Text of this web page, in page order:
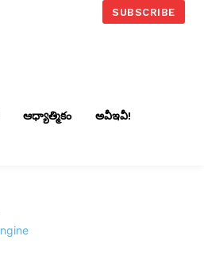
SUBSCRIBE
ఆధ్యాత్మికం అవీఇవీ!